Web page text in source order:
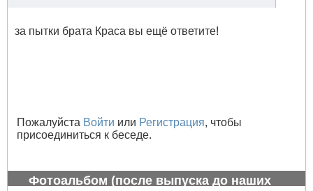
за пытки брата Краса вы ещё ответите!
Пожалуйста Войти или Регистрация, чтобы
присоединиться к беседе.
Фотоальбом (после выпуска до наших